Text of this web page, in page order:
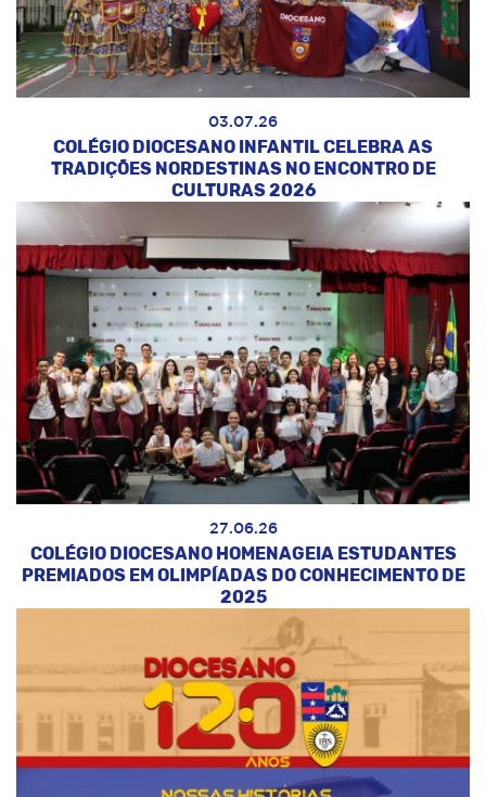
03.07.26
COLÉGIO DIOCESANO INFANTIL CELEBRA AS
TRADIÇÕES NORDESTINAS NO ENCONTRO DE
CULTURAS 2026
27.06.26
COLÉGIO DIOCESANO HOMENAGEIA ESTUDANTES
PREMIADOS EM OLIMPÍADAS DO CONHECIMENTO DE
2025